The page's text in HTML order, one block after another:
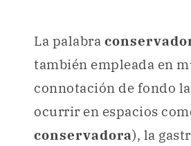
La palabra
también empleada en
connotación de fondo
ocurrir en espacios
conservadora), la